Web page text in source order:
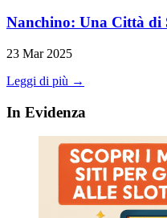
Nanchino: Una Città di
23 Mar 2025
Leggi di più →
In Evidenza